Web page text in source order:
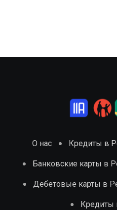
О нас Кредиты в
Банковские карты в
Дебетовые карты в
Кредиты